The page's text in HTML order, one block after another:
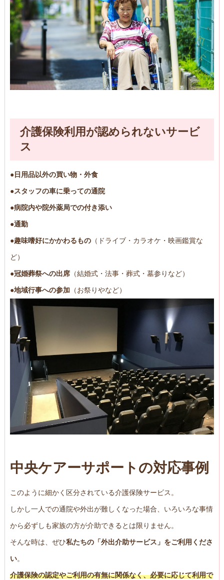
介護保険利用が認められないサービ
ス
●日用品以外の買い物・外食
●スタッフの車に乗っての通院
●病院内や院外薬局での付き添い
●通勤
●趣味嗜好にかかわるもの（ドライブ・カラオケ・映画鑑賞な
ど）
●冠婚葬祭への出席（結婚式・法事・葬式・墓参りなど）
●地域行事への参加 （お祭りやなど）
中央ケアーサポートの対応事例
このように細かく区分されている介護保険サービス。
しかし一人での通院や外出が難しくなった場合、いろいろな事情
から必ずしも家族の方が介助できるとは限りません。
そんな時は、ぜひ私たちの「外出介助サービス」をご利用くださ
い。
介護保険の認定やご利用の有無に関係なく、必要に応じて利用で